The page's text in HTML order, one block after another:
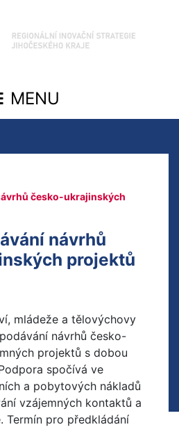
česko-ukrajinských
návrhů
projektů
mládeže a tělovýchovy
návrhů česko-
projektů s dobou
spočívá ve
a pobytových nákladů
vzájemných kontaktů a
Termín pro předkládání